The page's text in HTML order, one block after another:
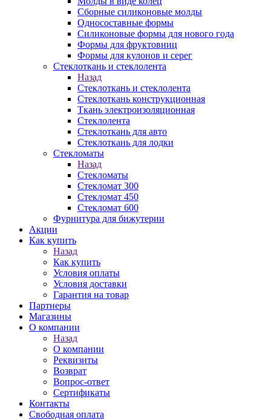
Сборные силиконовые молды
Односоставные формы
Силиконовые формы для нового года
Формы для фруктовниц
Формы для кулонов и серег
Стеклоткань и стеклолента
Назад
Стеклоткань и стеклолента
Стеклоткань конструкционная
Ткань электроизоляционная
Стеклолента
Стеклоткань для авто
Стеклоткань для лодки
Стекломаты
Назад
Стекломаты
Стекломат 300
Стекломат 450
Стекломат 600
Фурнитура для бижутерии
Акции
Как купить
Назад
Как купить
Условия оплаты
Условия доставки
Гарантия на товар
Партнеры
Магазины
О компании
Назад
О компании
Реквизиты
Возврат
Вопрос-ответ
Сертификаты
Контакты
Свободная оплата